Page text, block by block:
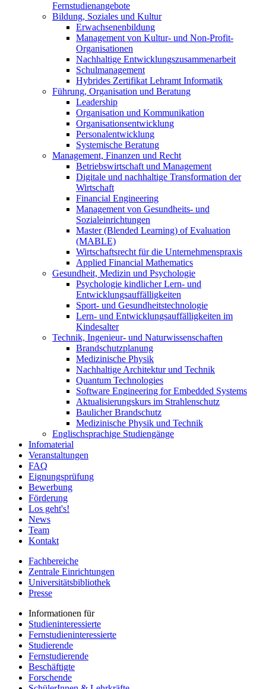
Fernstudienangebote
Bildung, Soziales und Kultur
Erwachsenenbildung
Management von Kultur- und Non-Profit-
Organisationen
Nachhaltige Entwicklungszusammenarbeit
Schulmanagement
Hybrides Zertifikat Lehramt Informatik
Führung, Organisation und Beratung
Leadership
Organisation und Kommunikation
Organisationsentwicklung
Personalentwicklung
Systemische Beratung
Management, Finanzen und Recht
Betriebswirtschaft und Management
Digitale und nachhaltige Transformation der
Wirtschaft
Financial Engineering
Management von Gesundheits- und
Sozialeinrichtungen
Master (Blended Learning) of Evaluation
(MABLE)
Wirtschaftsrecht für die Unternehmenspraxis
Applied Financial Mathematics
Gesundheit, Medizin und Psychologie
Psychologie kindlicher Lern- und
Entwicklungsauffälligkeiten
Sport- und Gesundheitstechnologie
Lern- und Entwicklungsauffälligkeiten im
Kindesalter
Technik, Ingenieur- und Naturwissenschaften
Brandschutzplanung
Medizinische Physik
Nachhaltige Architektur und Technik
Quantum Technologies
Software Engineering for Embedded Systems
Aktualisierungskurs im Strahlenschutz
Baulicher Brandschutz
Medizinische Physik und Technik
Englischsprachige Studiengänge
Infomaterial
Veranstaltungen
FAQ
Eignungsprüfung
Bewerbung
Förderung
Los geht's!
News
Team
Kontakt
Fachbereiche
Zentrale Einrichtungen
Universitätsbibliothek
Presse
Informationen für
Studieninteressierte
Fernstudieninteressierte
Studierende
Fernstudierende
Beschäftigte
Forschende